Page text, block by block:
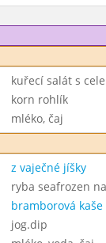
kuřecí salát s
korn rohlík
mléko, čaj
z vaječné jíšky
ryba seafrozen
bramborová kaše
jog.dip